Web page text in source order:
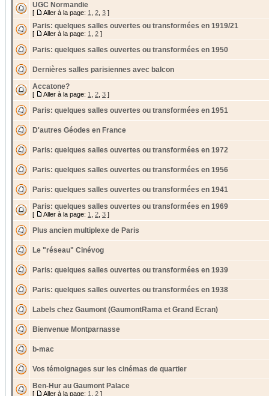
UGC Normandie
[ Aller à la page: 1 2 3 ]
Paris: quelques salles ouvertes ou transformées en 1919/21
[ Aller à la page: 1 2 ]
Paris: quelques salles ouvertes ou transformées en 1950
Dernières salles parisiennes avec balcon
Accatone?
[ Aller à la page: 1 2 3 ]
Paris: quelques salles ouvertes ou transformées en 1951
D'autres Géodes en France
Paris: quelques salles ouvertes ou transformées en 1972
Paris: quelques salles ouvertes ou transformées en 1956
Paris: quelques salles ouvertes ou transformées en 1941
Paris: quelques salles ouvertes ou transformées en 1969
[ Aller à la page: 1 2 3 ]
Plus ancien multiplexe de Paris
Le "réseau" Cinévog
Paris: quelques salles ouvertes ou transformées en 1939
Paris: quelques salles ouvertes ou transformées en 1938
Labels chez Gaumont (GaumontRama et Grand Ecran)
Bienvenue Montparnasse
b-mac
Vos témoignages sur les cinémas de quartier
Ben-Hur au Gaumont Palace
[ Aller à la page: 1 2 ]